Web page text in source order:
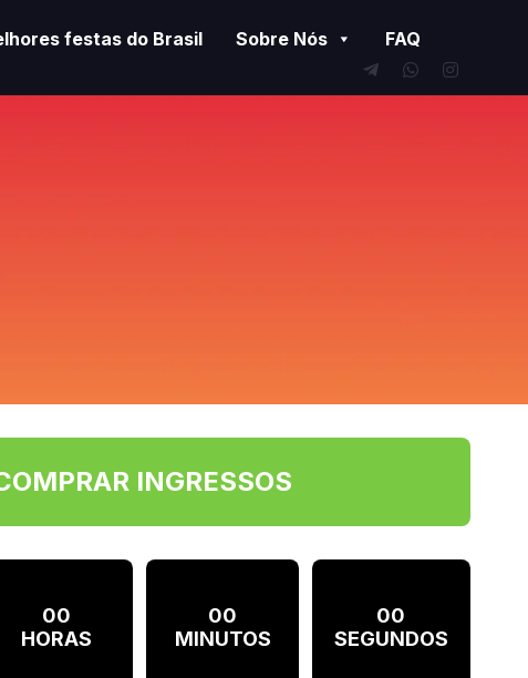
festas do Brasil Sobre Nós FAQ
INGRESSOS
00
HORAS
00
MINUTOS
00
SEGUNDOS